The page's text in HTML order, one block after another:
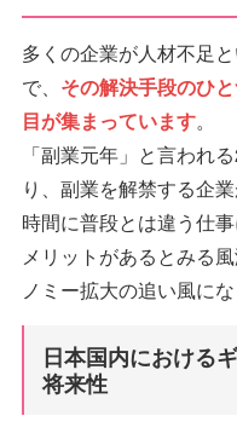
多くの企業が人材不足
で、 その解決手段のひ
目が集まっています。
「副業元年」と言われ
り、副業を解禁する企
時間に普段とは違う仕
メリットがあるとみる
ノミー拡大の追い風にな
日本国内における
将来性